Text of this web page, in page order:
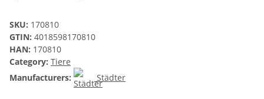
SKU: 170810
GTIN: 4018598170810
HAN: 170810
Category: Tiere
Manufacturers:
Städter